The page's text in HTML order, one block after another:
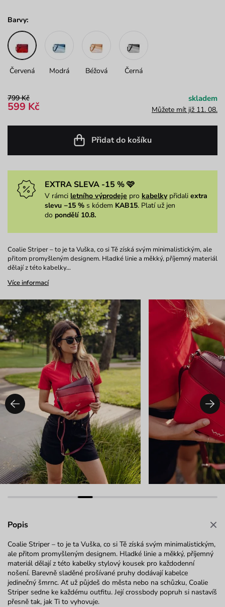
Barvy:
Červená Modrá Béžová Černá
799 Kč
599 Kč
skladem
Můžete mít již 11. 08.
Přidat do košíku
EXTRA SLEVA -15 % 🩷
V rámci letního výprodeje pro kabelkypřidali extra
slevu −15 % s kódem KAB15. Platí už jen
do pondělí 10.8.
Coalie Striper – to je ta Vuška, co si Tě získá svým minimalistickým, ale
přitom promyšleným designem. Hladké linie a měkký, příjemný materiál
dělají z této kabelky…
Více informací
Popis
Coalie Striper – to je ta Vuška, co si Tě získá svým minimalistickým,
ale přitom promyšleným designem. Hladké linie a měkký, příjemný
materiál dělají z této kabelky stylový kousek pro každodenní
nošení. Barevně sladěné prošívané pruhy dodávají kabelce
jedinečný šmrnc. Ať už půjdeš do města nebo na schůzku, Coalie
Striper sedne ke každému outfitu. Její crossbody popruh si nastavíš
přesně tak, jak Ti to vyhovuje.